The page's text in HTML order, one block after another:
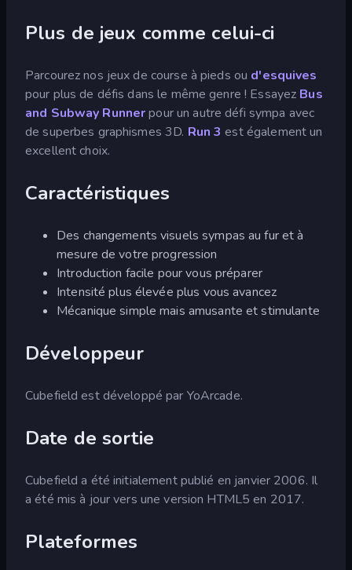
Plus de jeux comme celui-ci
Parcourez nos jeux de course à pieds ou d'esquives
pour plus de défis dans le même genre ! Essayez Bus
and Subway Runnerpour un autre défi sympa avec
de superbes graphismes 3D. Run 3 est également un
excellent choix.
Caractéristiques
Des changements visuels sympas au fur et à
mesure de votre progression
Introduction facile pour vous préparer
Intensité plus élevée plus vous avancez
Mécanique simple mais amusante et stimulante
Développeur
Cubefield est développé par YoArcade.
Date de sortie
Cubefield a été initialement publié en janvier 2006. Il
a été mis à jour vers une version HTML5 en 2017.
Plateformes